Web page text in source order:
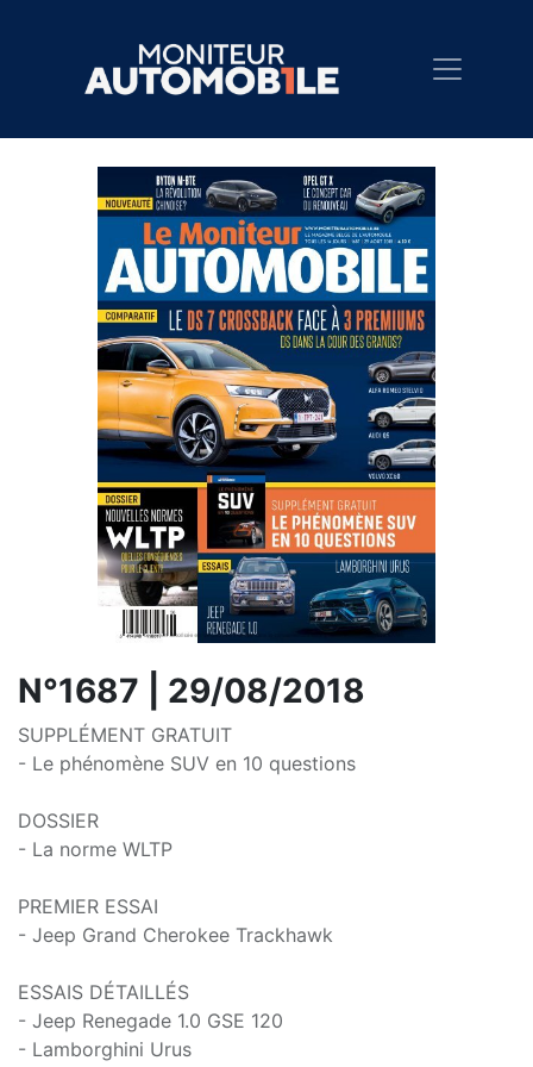
N°1687 | 29/08/2018
SUPPLÉMENT GRATUIT
- Le phénomène SUV en 10 questions
DOSSIER
- La norme WLTP
PREMIER ESSAI
- Jeep Grand Cherokee Trackhawk
ESSAIS DÉTAILLÉS
- Jeep Renegade 1.0 GSE 120
- Lamborghini Urus